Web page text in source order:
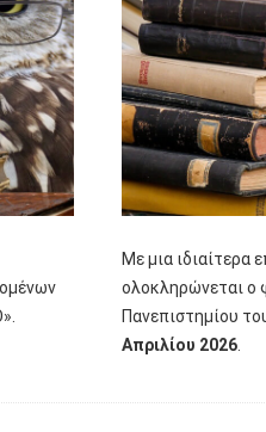
Με μια ιδιαίτερα
ολοκληρώνεται ο
Πανεπιστημίου
Απριλίου 2026.